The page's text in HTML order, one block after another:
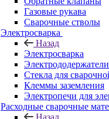
Газовые рукава
Сварочные стволы
Электросварка
Назад
Электросварка
Электрододержатели
Стекла для
Клеммы заземления
Электропечи для
Расходные сварочные
Назад